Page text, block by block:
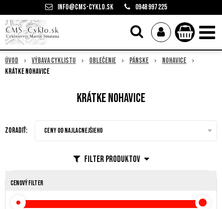
info@cms-cyklo.sk 0948 997 225
Úvod Výbava cyklistu Oblečenie Pánske
Nohavice
Krátke nohavice
Krátke nohavice
Filter produktov
Zoradiť: Ceny od najlacnejšieho
Cenový filter